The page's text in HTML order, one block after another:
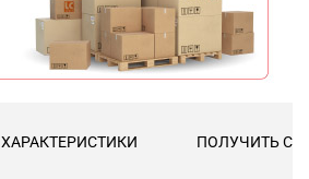
ХАРАКТЕРИСТИКИ ПОЛУЧИТЬ